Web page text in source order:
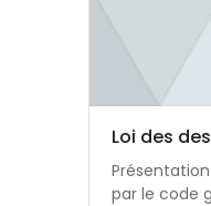
Catégorie
Nom du
Loi des
Résumé du
par le code